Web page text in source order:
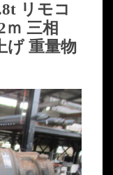
リモコ
ｍ 三相
げ 重量物